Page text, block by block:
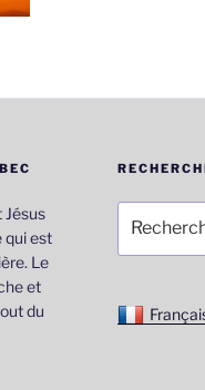
Jésus
qui est
Le
et
du
pour
: